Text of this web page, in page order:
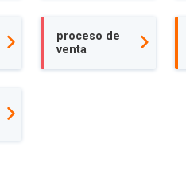
proceso de
venta